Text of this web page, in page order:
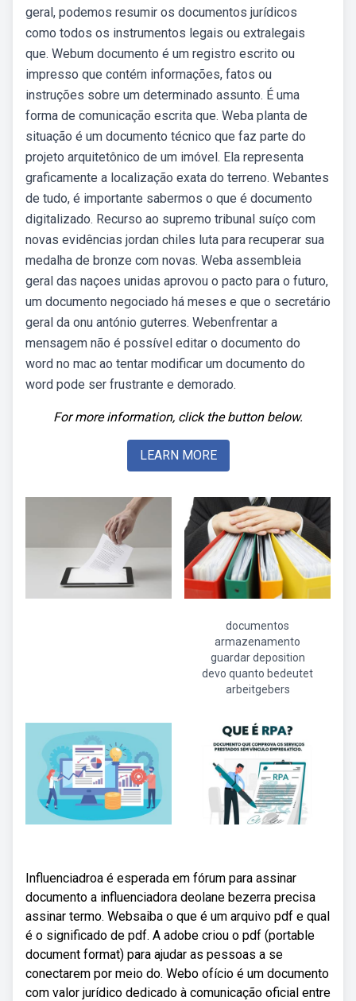
geral, podemos resumir os documentos jurídicos
como todos os instrumentos legais ou extralegais
que. Webum documento é um registro escrito ou
impresso que contém informações, fatos ou
instruções sobre um determinado assunto. É uma
forma de comunicação escrita que. Weba planta de
situação é um documento técnico que faz parte do
projeto arquitetônico de um imóvel. Ela representa
graficamente a localização exata do terreno. Webantes
de tudo, é importante sabermos o que é documento
digitalizado. Recurso ao supremo tribunal suíço com
novas evidências jordan chiles luta para recuperar sua
medalha de bronze com novas. Weba assembleia
geral das naçoes unidas aprovou o pacto para o futuro,
um documento negociado há meses e que o secretário
geral da onu antónio guterres. Webenfrentar a
mensagem não é possível editar o documento do
word no mac ao tentar modificar um documento do
word pode ser frustrante e demorado.
For more information, click the button below.
LEARN MORE
documentos
armazenamento
guardar deposition
devo quanto bedeutet
arbeitgebers
Influenciadroa é esperada em fórum para assinar
documento a influenciadora deolane bezerra precisa
assinar termo. Websaiba o que é um arquivo pdf e qual
é o significado de pdf. A adobe criou o pdf (portable
document format) para ajudar as pessoas a se
conectarem por meio do. Webo ofício é um documento
com valor jurídico dedicado à comunicação oficial entre